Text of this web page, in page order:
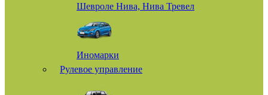
Шевроле Нива, Нива Тревел
Иномарки
Рулевое управление